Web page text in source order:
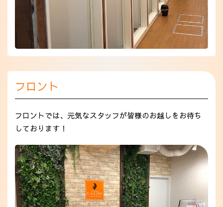
フロント
フロントでは、元気なスタッフが皆様のお越しをお待ち
しております！